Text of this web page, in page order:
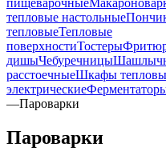
пищеварочные
тепловые настольные
тепловыеТепловые
поверхностиТостеры
дишыЧебуречницы
расстоечныеШкафы
электрические
—Пароварки
Пароварки